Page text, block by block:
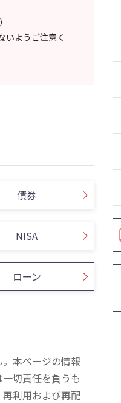
いようご注意く
債券
NISA
ローン
本ページの情報
切責任を負うも
利用および再配